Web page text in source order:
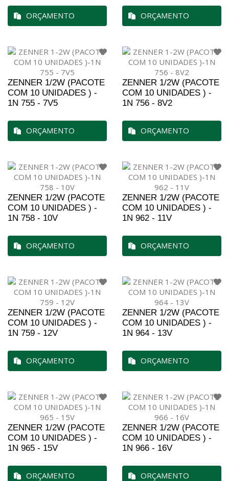
ORÇAMENTO ORÇAMENTO
ZENNER 1/2W (PACOTE
COM 10 UNIDADES ) -
1N 755 - 7V5
ORÇAMENTO
ZENNER 1/2W (PACOTE
COM 10 UNIDADES ) -
1N 756 - 8V2
ORÇAMENTO
ZENNER 1/2W (PACOTE
COM 10 UNIDADES ) -
1N 758 - 10V
ORÇAMENTO
ZENNER 1/2W (PACOTE
COM 10 UNIDADES ) -
1N 962 - 11V
ORÇAMENTO
ZENNER 1/2W (PACOTE
COM 10 UNIDADES ) -
1N 759 - 12V
ORÇAMENTO
ZENNER 1/2W (PACOTE
COM 10 UNIDADES ) -
1N 964 - 13V
ORÇAMENTO
ZENNER 1/2W (PACOTE
COM 10 UNIDADES ) -
1N 965 - 15V
ORÇAMENTO
ZENNER 1/2W (PACOTE
COM 10 UNIDADES ) -
1N 966 - 16V
ORÇAMENTO